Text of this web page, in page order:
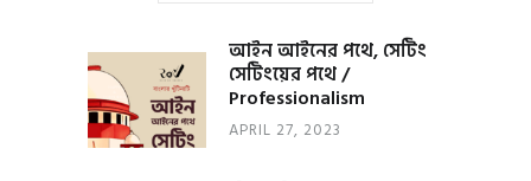
আইন আইনের পথে, সেটিং
সেটিংয়ের পথে /
Professionalism
APRIL 27, 2023